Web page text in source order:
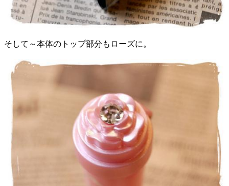
そして～本体のトップ部分もローズに。